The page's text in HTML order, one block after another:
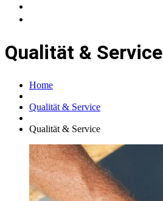
Qualität & Service
Home
Qualität & Service
Qualität & Service